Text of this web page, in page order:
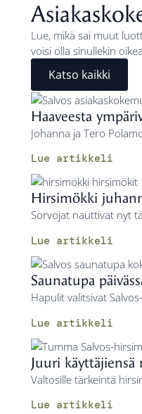
Lue, mikä sai muut
voisi olla sinullekin
Katso kaikki
Haaveesta
Johanna ja Tero
Lue artikkeli
Hirsimökki
Sorvojat nauttivat nyt
Lue artikkeli
Saunatupa
Hapulit valitsivat
Lue artikkeli
Juuri käyttäjiensä
Valtosille tärkeintä
Lue artikkeli